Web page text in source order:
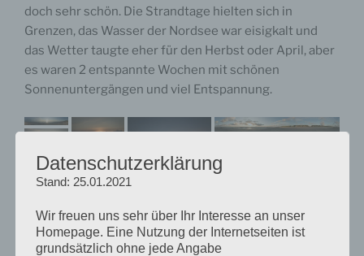
doch sehr schön. Die Strandtage hielten sich in
Grenzen, das Wasser der Nordsee war eisigkalt und
das Wetter taugte eher für den Herbst oder April, aber
es waren 2 entspannte Wochen mit schönen
Sonnenuntergängen und viel Entspannung.
Datenschutzerklärung
Stand: 25.01.2021
Wir freuen uns sehr über Ihr Interesse an unser
Homepage. Eine Nutzung der Internetseiten ist
grundsätzlich ohne jede Angabe